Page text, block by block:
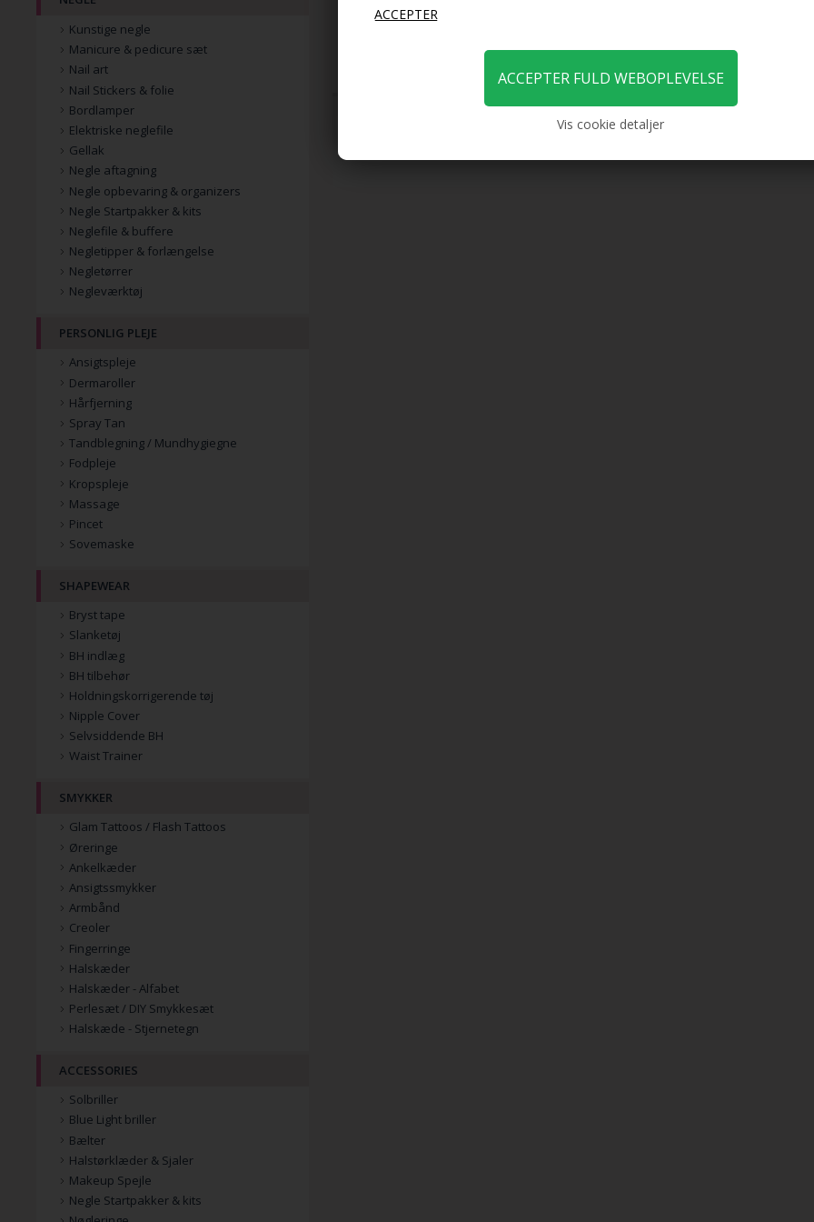
Vis cookie detaljer
19,00DKK
Kunstige negle
Manicure & pedicure sæt
Nail art
Nail Stickers & folie
Bordlamper
Elektriske neglefile
Gellak
Negle aftagning
Negle opbevaring & organizers
Negle Startpakker & kits
Neglefile & buffere
Negletipper & forlængelse
Negletørrer
Negleværktøj
PERSONLIG PLEJE
Ansigtspleje
Dermaroller
Hårfjerning
Spray Tan
Tandblegning / Mundhygiegne
Fodpleje
Kropspleje
Massage
Pincet
Sovemaske
SHAPEWEAR
Bryst tape
Slanketøj
BH indlæg
BH tilbehør
Holdningskorrigerende tøj
Nipple Cover
Selvsiddende BH
Waist Trainer
SMYKKER
Glam Tattoos / Flash Tattoos
Øreringe
Ankelkæder
Ansigtssmykker
Armbånd
Creoler
Fingerringe
Halskæder
Halskæder - Alfabet
Perlesæt / DIY Smykkesæt
Halskæde - Stjernetegn
ACCESSORIES
Solbriller
Blue Light briller
Bælter
Halstørklæder & Sjaler
Makeup Spejle
Negle Startpakker & kits